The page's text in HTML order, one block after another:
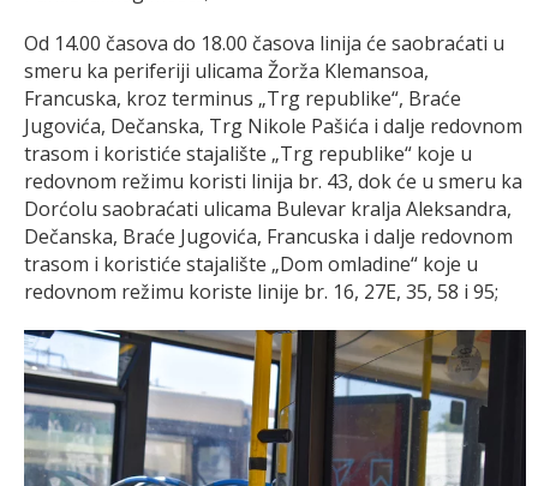
Od 14.00 časova do 18.00 časova linija će saobraćati u
smeru ka periferiji ulicama Žorža Klemansoa,
Francuska, kroz terminus „Trg republike“, Braće
Jugovića, Dečanska, Trg Nikole Pašića i dalje redovnom
trasom i koristiće stajalište „Trg republike“ koje u
redovnom režimu koristi linija br. 43, dok će u smeru ka
Dorćolu saobraćati ulicama Bulevar kralja Aleksandra,
Dečanska, Braće Jugovića, Francuska i dalje redovnom
trasom i koristiće stajalište „Dom omladine“ koje u
redovnom režimu koriste linije br. 16, 27E, 35, 58 i 95;